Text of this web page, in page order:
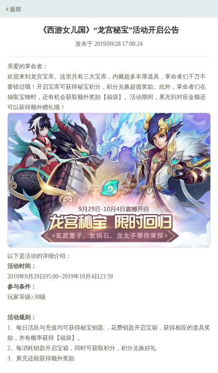
《西游女儿国》“龙宫秘宝”活动开启公告
发布于 2019/09/28 17:00:24
亲爱的掌命者：
欢迎来到龙宫宝库。这里共有三大宝库，内藏超多丰厚道具，掌命者们千万不
要错过哦！开启宝库可获得秘宝积分，积分兑换超值奖励。此外，掌命者们在
抽取宝物时，还有机会获取额外奖励【福袋】。活动期间，累充到对应金额还
可以获得额外赠礼哦！
以下是活动的详细介绍：
活动时间：
2019年9月29日05:00~2019年10月4日23:59
参与条件：
玩家等级≥30级
活动规则：
1、每日活跃与充值均可获得秘宝钥匙 ，花费钥匙开启宝箱，获得相应的道具奖
励，并有概率获得【福袋】。
2、每消耗钥匙开启宝箱，同时可获取积分，积分兑换好礼
3、累充还能获得额外奖励